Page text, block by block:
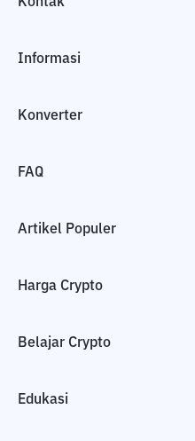
Informasi
Konverter
FAQ
Artikel Populer
Harga Crypto
Belajar Crypto
Edukasi